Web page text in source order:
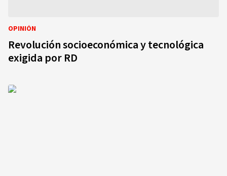
OPINIÓN
Revolución socioeconómica y tecnológica
exigida por RD